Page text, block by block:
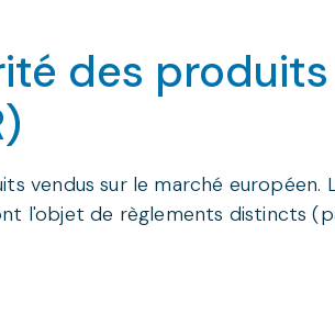
des
vendus sur le marché européen.
l'objet de règlements distincts